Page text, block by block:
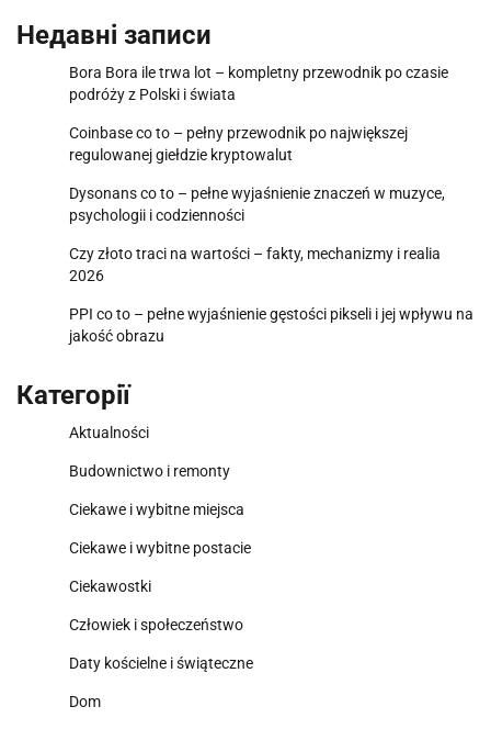
Недавні записи
Bora Bora ile trwa lot – kompletny przewodnik po czasie
podróży z Polski i świata
Coinbase co to – pełny przewodnik po największej
regulowanej giełdzie kryptowalut
Dysonans co to – pełne wyjaśnienie znaczeń w muzyce,
psychologii i codzienności
Czy złoto traci na wartości – fakty, mechanizmy i realia
2026
PPI co to – pełne wyjaśnienie gęstości pikseli i jej wpływu na
jakość obrazu
Категорії
Aktualności
Budownictwo i remonty
Ciekawe i wybitne miejsca
Ciekawe i wybitne postacie
Ciekawostki
Człowiek i społeczeństwo
Daty kościelne i świąteczne
Dom